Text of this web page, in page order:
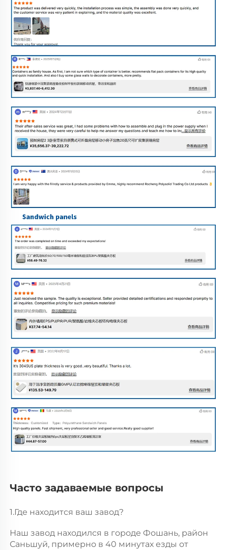
Часто задаваемые вопросы
1.Где находится ваш завод?
Наш завод находился в городе Фошань, район
Саньшуй, примерно в 40 минутах езды от